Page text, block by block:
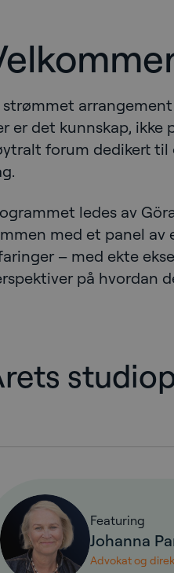
strømmet
er det kunnskap, ikke
forum dedikert til
ledes av
med et panel av
– med ekte
på hvordan
Featuring
Johanna
Advokat og